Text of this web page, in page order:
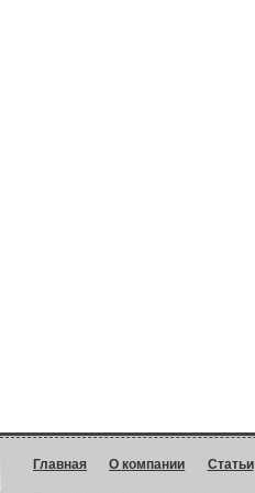
Главная О компании Статьи